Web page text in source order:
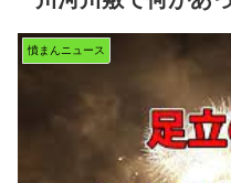
憤まんニュース